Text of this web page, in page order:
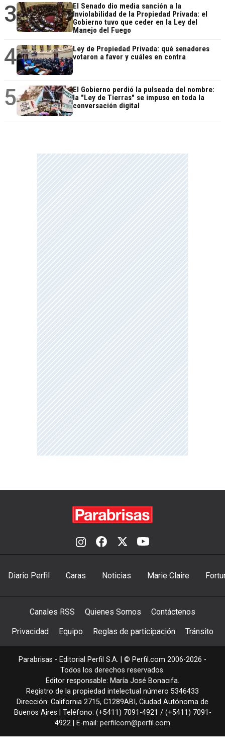
3
El Senado dio media sanción a la
Inviolabilidad de la Propiedad Privada: el
Gobierno tuvo que ceder en la Ley del
Manejo del Fuego
4
Ley de Propiedad Privada: qué senadores
votaron a favor y cuáles en contra
5
El Gobierno perdió la pulseada del nombre:
la "Ley de Tierras" se impuso en toda la
conversación digital
Diario Perfil Caras Noticias Marie Claire
Canales RSS Quienes Somos Contáctenos
Privacidad Equipo Reglas de participación Tránsito
Parabrisas - Editorial Perfil S.A. | © Perfil.com 2006-2026 -
Todos los derechos reservados.
Editor responsable: María José Bonacifa.
Registro de la propiedad intelectual número 5346433
Dirección: California 2715, C1289ABI , Ciudad Autónoma de
Buenos Aires | Teléfono: (+5411) 7091-4921 / (+5411) 7091-
4922 | E-mail: perfilcom@perfil.com